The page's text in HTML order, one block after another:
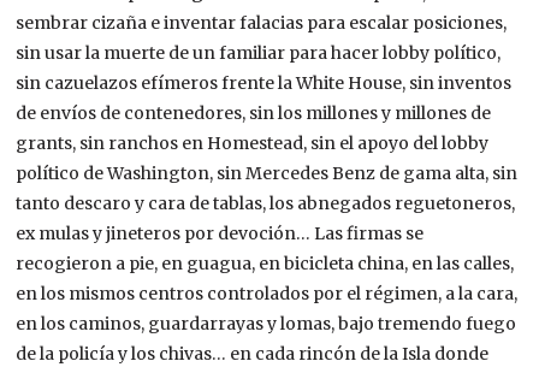
sembrar cizaña e inventar falacias para escalar posiciones,
sin usar la muerte de un familiar para hacer lobby político,
sin cazuelazos efímeros frente la White House, sin inventos
de envíos de contenedores, sin los millones y millones de
grants, sin ranchos en Homestead, sin el apoyo del lobby
político de Washington, sin Mercedes Benz de gama alta, sin
tanto descaro y cara de tablas, los abnegados reguetoneros,
ex mulas y jineteros por devoción… Las firmas se
recogieron a pie, en guagua, en bicicleta china, en las calles,
en los mismos centros controlados por el régimen, a la cara,
en los caminos, guardarrayas y lomas, bajo tremendo fuego
de la policía y los chivas… en cada rincón de la Isla donde